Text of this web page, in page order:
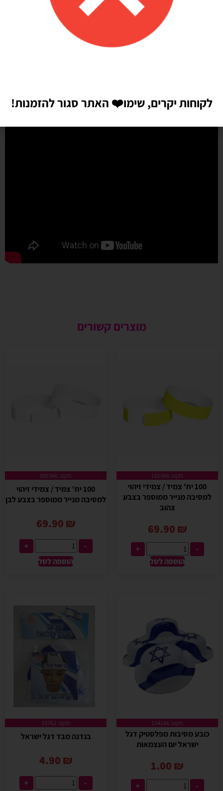
איכות מדהימה!
הזמנתי בלונים כדי לעצב קשת ליום הולדת של הבן שלי, המשלוח הגיע
מהר מהמצופה!! הכל באיכות מדהימה, בצבעים יפים בדיוק כמו שחשבתי
שיהיו!! התמונות מדברות בעד עצמן!! ממליצה בחום♥️♥️♥️
מוצרים קשורים
מקט: 181566
100 יח' צמיד / צמידי זיהוי
למסיבה מנייר ממוספר בצבע
צהוב
69.90 ₪
-
+
הוספה לסל
מקט: 881066
100 יח' צמיד / צמידי זיהוי
למסיבה מנייר ממוספר בצבע לבן
69.90 ₪
-
+
הוספה לסל
מקט: 154166
כובע מסיבות מפלסטיק דגל
ישראל יום העצמאות
1.00 ₪
-
+
מקט: 33762
בנדנה מבד דגל ישראל
4.90 ₪
-
+
לקוחות יקרים, שימו❤️ האתר סגור להזמנות!